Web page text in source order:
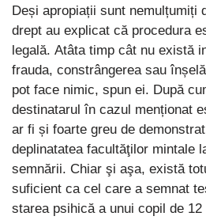
Deși apropiații sunt nemulțumiți
drept au explicat că procedura
legală. Atâta timp cât nu există
frauda, ​​constrângerea sau
pot face nimic, spun ei. După
destinatarul în cazul menționat
ar fi și foarte greu de
deplinatatea facultăţilor mintale
semnării. Chiar şi aşa, există
suficient ca cel care a semnat
starea psihică a unui copil de 12